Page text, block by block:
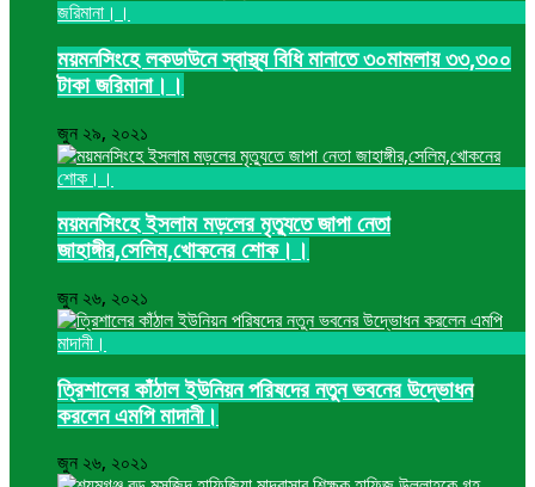
ময়মনসিংহে লকডাউনে স্বাস্থ্য বিধি মানাতে ৩০মামলায় ৩৩,৩০০
টাকা জরিমানা।।
জুন ২৯, ২০২১
ময়মনসিংহে ইসলাম মড়লের মৃত্যুতে জাপা নেতা
জাহাঙ্গীর,সেলিম,খোকনের শোক।।
জুন ২৬, ২০২১
ত্রিশালের কাঁঠাল ইউনিয়ন পরিষদের নতুন ভবনের উদ্ভোধন
করলেন এমপি মাদানী।
জুন ২৬, ২০২১